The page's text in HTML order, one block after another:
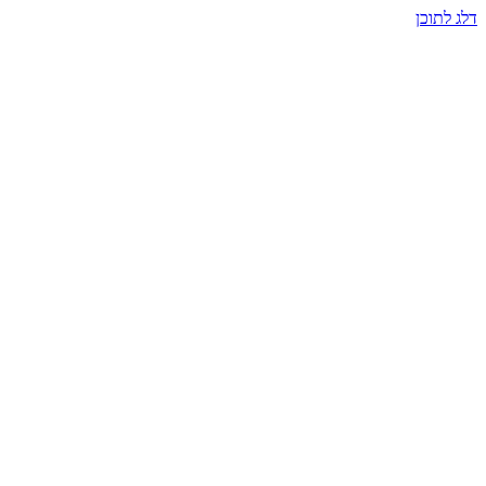
דלג לתוכן